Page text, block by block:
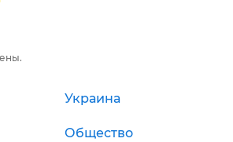
Украина
Общество